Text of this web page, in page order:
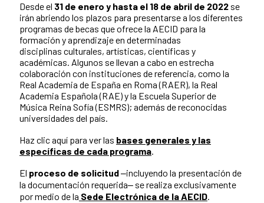
Desde el 31 de enero y hasta el 18 de abril de 2022 se
irán abriendo los plazos para presentarse a los diferentes
programas de becas que ofrece la AECID para la
formación y aprendizaje en determinadas
disciplinas culturales, artísticas, científicas y
académicas. Algunos se llevan a cabo en estrecha
colaboración con instituciones de referencia, como la
Real Academia de España en Roma (RAER), la Real
Academia Española (RAE) y la Escuela Superior de
Música Reina Sofía (ESMRS); además de reconocidas
universidades del país.
Haz clic aquí para ver las bases generales y las
específicas de cada programa.
El proceso de solicitud‒incluyendo la presentación de
la documentación requerida‒ se realiza exclusivamente
por medio de la Sede Electrónica de la AECID.